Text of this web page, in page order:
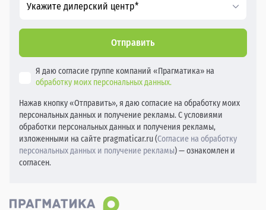
Укажите дилерский центр*
Отправить
Я даю согласие группе компаний «Прагматика» на
обработку моих персональных данных.
Нажав кнопку «Отправить», я даю согласие на обработку моих
персональных данных и получение рекламы. С условиями
обработки персональных данных и получения рекламы,
изложенными на сайте pragmaticar.ru (Согласие на обработку
персональных данных и получение рекламы) — ознакомлен и
согласен.